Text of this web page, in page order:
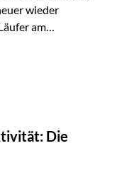
wieder
am
zu erbringen. Mit
Höhenmetern
vor eine
Die